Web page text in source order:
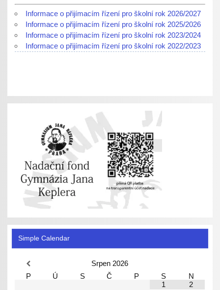
Informace o přijímacím řízení pro školní rok 2026/2027
Informace o přijímacím řízení pro školní rok 2025/2026
Informace o přijímacím řízení pro školní rok 2023/2024
Informace o přijímacím řízení pro školní rok 2022/2023
Simple Calendar
Srpen 2026
P
Ú S Č P S
N
1
2